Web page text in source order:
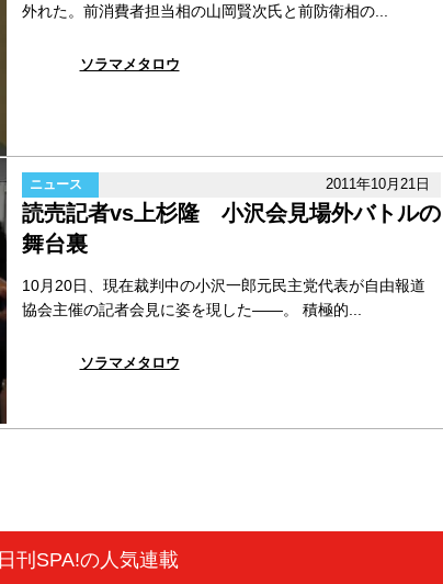
外れた。前消費者担当相の山岡賢次氏と前防衛相の...
ソラマメタロウ
ニュース 2011年10月21日
読売記者vs上杉隆 小沢会見場外バトルの
舞台裏
10月20日、現在裁判中の小沢一郎元民主党代表が自由報道
協会主催の記者会見に姿を現した――。 積極的...
ソラマメタロウ
日刊SPA!の人気連載